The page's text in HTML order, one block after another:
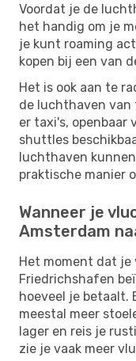
Voordat je de
het handig om je
je kunt roaming
kopen bij een van
Het is ook aan te
de luchthaven van
er taxi's, openbaar
shuttles
luchthaven
praktische manier
Wanneer je
Amsterdam
Het moment dat je
Friedrichshafen
hoeveel je betaalt.
meestal meer
lager en reis je
zie je vaak meer